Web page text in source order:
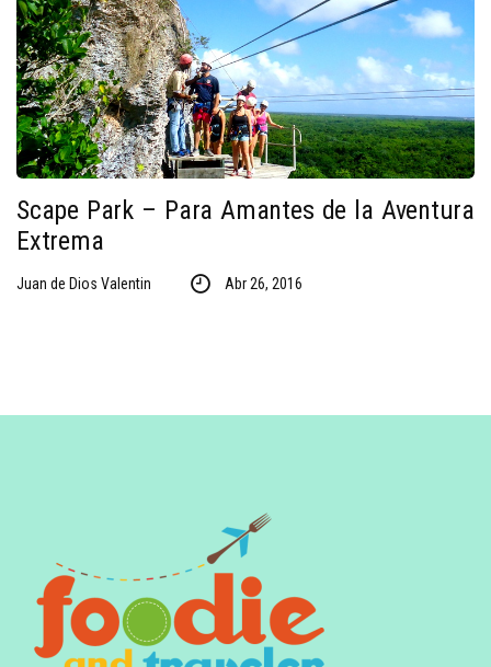
Scape Park – Para Amantes de la Aventura
Extrema
Juan de Dios Valentin Abr 26, 2016